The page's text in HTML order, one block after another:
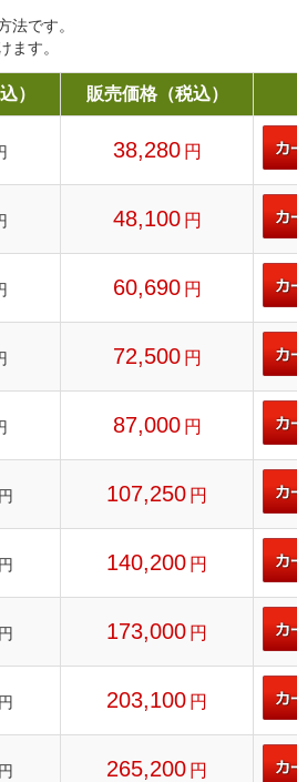
法です。
ます。
） 販売価格（税込）
38,280 円
48,100 円
60,690 円
72,500 円
87,000 円
円 107,250 円
円 140,200 円
円 173,000 円
円 203,100 円
円 265,200 円